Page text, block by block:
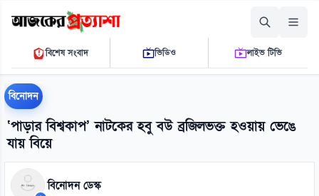
বৃহস্পতিবার, ০৬ আগস্ট ২০২৬
০২ ৫৯ ১৭ এ.এম.THE DAILY AJKER PROTTASHA
বিশেষ সংবাদ ভিডিও লাইভ টিভি
বিনোদন
‘পাড়ার বিশ্বকাপ’ নাটকের হবু বউ ব্রজিলভক্ত হওয়ায় ভেঙে
যায় বিয়ে
বিনোদন ডেস্ক